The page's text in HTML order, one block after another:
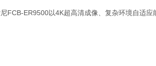
ER9500以4K超高清成像、复杂环境自适应